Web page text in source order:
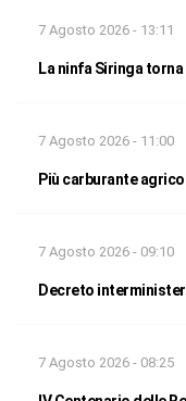
7 Agosto 2026 - 13:11
La ninfa Siringa torna
7 Agosto 2026 - 11:00
Più carburante
7 Agosto 2026 - 09:10
Decreto
7 Agosto 2026 - 08:25